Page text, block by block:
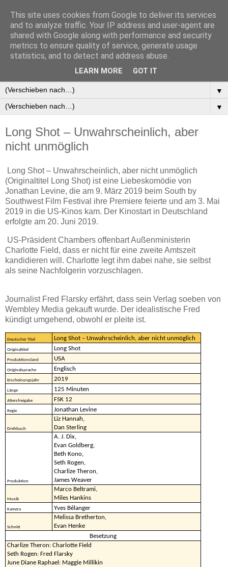
▼
▼
Long Shot – Unwahrscheinlich, aber
nicht unmöglich
Long Shot – Unwahrscheinlich, aber nicht unmöglich
(Originaltitel Long Shot) ist eine Liebeskomödie von
Jonathan Levine, die am 9. März 2019 beim South by
Southwest Film Festival ihre Premiere feierte und am 3. Mai
2019 in die US-Kinos kam. Der Kinostart in Deutschland
erfolgte am 20. Juni 2019.
US-Präsident Chambers offenbart Außenministerin
Charlotte Field, dass er nicht für eine zweite Amtszeit
kandidieren will. Charlotte legt ihm dabei nahe, sie selbst
als seine Nachfolgerin vorzuschlagen.
Journalist Fred Flarsky erfährt, dass sein Verlag soeben von
Wembley Media gekauft wurde. Der idealistische Fred
kündigt umgehend, obwohl er pleite ist.
Deutscher Titel Long Shot – Unwahrscheinlich, aber nicht unmöglich
Originaltitel Long Shot
Produktionsland USA
Originalsprache Englisch
Erscheinungsjahr 2019
Länge 125 Minuten
Altersfreigabe FSK 12
Regie Jonathan Levine
Drehbuch
Liz Hannah,
Dan Sterling
Produktion
A. J. Dix,
Evan Goldberg,
Beth Kono,
Seth Rogen,
Charlize Theron,
James Weaver
Musik
Marco Beltrami,
Miles Hankins
Kamera Yves Bélanger
Schnitt
Melissa Bretherton,
Evan Henke
Besetzung
Charlize Theron: Charlotte Field
Seth Rogen: Fred Flarsky
June Diane Raphael: Maggie Millikin
This site uses cookies from Google to deliver its services
and to analyze traffic. Your IP address and user-agent are
shared with Google along with performance and security
metrics to ensure quality of service, generate usage
statistics, and to detect and address abuse.
LEARN MORE GOT IT